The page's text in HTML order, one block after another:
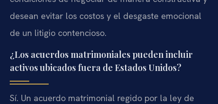
desean evitar los costos y el desgaste emocional
de un litigio contencioso.
¿Los acuerdos matrimoniales pueden incluir
activos ubicados fuera de Estados Unidos?
Sí. Un acuerdo matrimonial regido por la ley de